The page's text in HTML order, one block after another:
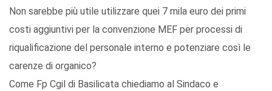
Non sarebbe più utile utilizzare quei 7 mila euro dei primi
costi aggiuntivi per la convenzione MEF per processi di
riqualificazione del personale interno e potenziare così le
carenze di organico?
Come Fp Cgil di Basilicata chiediamo al Sindaco e